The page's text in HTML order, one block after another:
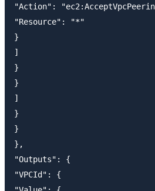
"Action":
"Resource": "*"
}
]
}
}
]
}
}
},
"Outputs": {
"VPCId": {